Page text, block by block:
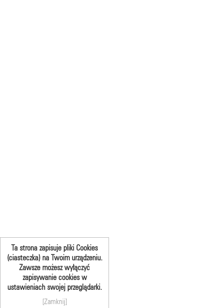
Ta strona zapisuje pliki Cookies
(ciasteczka) na Twoim urządzeniu.
Zawsze możesz wyłączyć
zapisywanie cookies w
ustawieniach swojej przeglądarki.
[Zamknij]